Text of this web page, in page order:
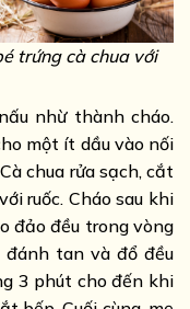
trứng cà chua với
nhừ thành cháo.
một ít dầu vào nối
chua rửa sạch, cắt
ruốc. Cháo sau khi
đảo đều trong vòng
đánh tan và đổ đều
3 phút cho đến khi